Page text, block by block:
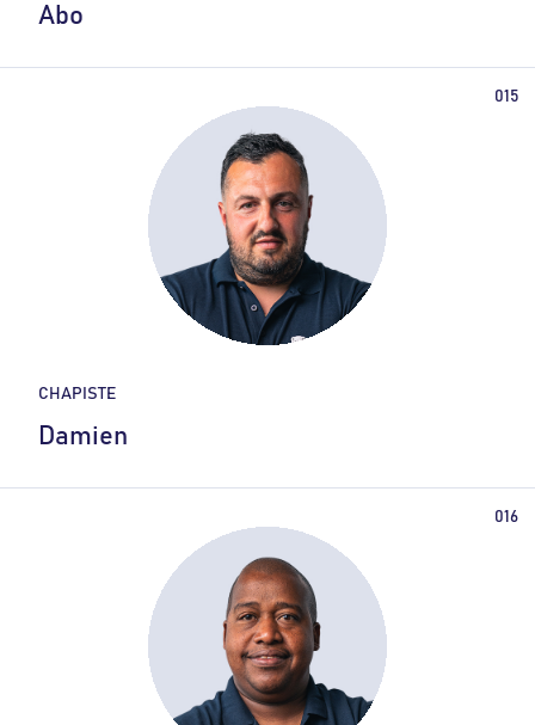
Abo
CHAPISTE
Damien